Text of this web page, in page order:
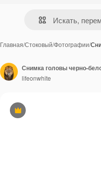
Главная/Стоковый/Фотографии/
Премиум
lifeonwhite